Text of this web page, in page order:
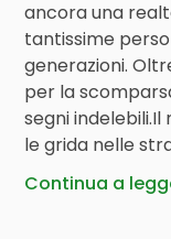
ancora una
tantissime
generazioni.
per la
segni
le grida nelle
Continua a